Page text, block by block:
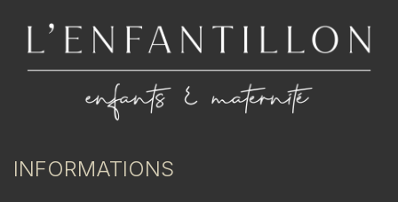
INFORMATIONS